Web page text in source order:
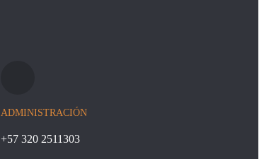
ADMINISTRACIÓN
+57 320 2511303